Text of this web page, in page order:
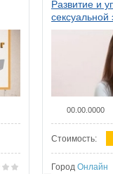
Развитие и
сексуальной
женщин
00.00.0000
Стоимость:
Город Онлайн